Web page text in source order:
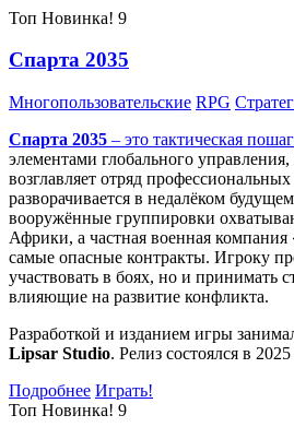
Топ Новинка! 9
Спарта 2035
Многопользовательские RPG
Спарта 2035 – это тактическая
элементами глобального
возглавляет отряд
разворачивается в недалёком
вооружённые группировки
Африки, а частная военная компания
самые опасные контракты. Игроку
участвовать в боях, но и принимать
влияющие на развитие конфликта.
Разработкой и изданием игры
Lipsar Studio. Релиз состоялся в 2025
Подробнее Играть!
Топ Новинка! 9